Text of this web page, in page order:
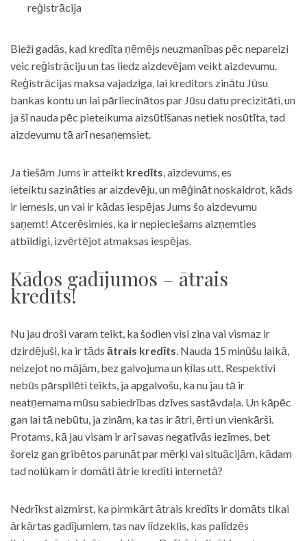
reģistrācija
Bieži gadās, kad kredīta ņēmējs neuzmanības pēc nepareizi
veic reģistrāciju un tas liedz aizdevējam veikt aizdevumu.
Reģistrācijas maksa vajadzīga, lai kreditors zinātu Jūsu
bankas kontu un lai pārliecinātos par Jūsu datu precizitāti, un
ja šī nauda pēc pieteikuma aizsūtīšanas netiek nosūtīta, tad
aizdevumu tā arī nesaņemsiet.
Ja tiešām Jums ir atteikt kredīts, aizdevums, es
ieteiktu sazināties ar aizdevēju, un mēģināt noskaidrot, kāds
ir iemesls, un vai ir kādas iespējas Jums šo aizdevumu
saņemt! Atcerēsimies, ka ir nepieciešams aizņemties
atbildīgi, izvērtējot atmaksas iespējas.
Kādos gadījumos – ātrais
kredīts!
Nu jau droši varam teikt, ka šodien visi zina vai vismaz ir
dzirdējuši, ka ir tāds ātrais kredīts. Nauda 15 minūšu laikā,
neizejot no mājām, bez galvojuma un ķīlas utt. Respektīvi
nebūs pārspīlēti teikts, ja apgalvošu, ka nu jau tā ir
neatņemama mūsu sabiedrības dzīves sastāvdaļa. Un kāpēc
gan lai tā nebūtu, ja zinām, ka tas ir ātri, ērti un vienkārši.
Protams, kā jau visam ir arī savas negatīvās iezīmes, bet
šoreiz gan gribētos parunāt par mērķi vai situācijām, kādam
tad nolūkam ir domāti ātrie kredīti internetā?
Nedrīkst aizmirst, ka pirmkārt ātrais kredīts ir domāts tikai
ārkārtas gadījumiem, tas nav līdzeklis, kas palīdzēs